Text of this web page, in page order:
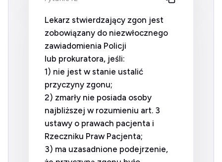
Lekarz stwierdzający zgon jest
zobowiązany do niezwłocznego
zawiadomienia Policji
lub prokuratora, jeśli:
1) nie jest w stanie ustalić
przyczyny zgonu;
2) zmarły nie posiada osoby
najbliższej w rozumieniu art. 3
ustawy o prawach pacjenta i
Rzeczniku Praw Pacjenta;
3) ma uzasadnione podejrzenie,